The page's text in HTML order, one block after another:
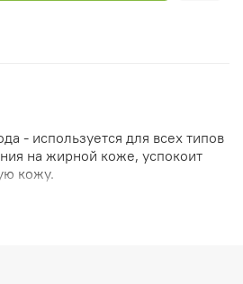
- используется для всех типов
на жирной коже, успокоит
кожу.
юношеской и детской кожи.
нерол, и др. флаваноиды.